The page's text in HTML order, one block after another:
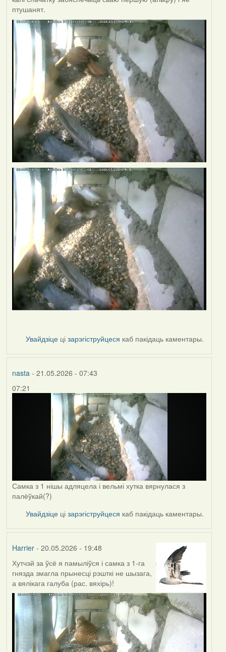
птушанят.
Увайдзіце цізарэгіструйцеся каб пакідаць каментары.
nasta- 21.05.2026 - 07:43
07:21
Самка з 1 нішы адляцела і вельмі хутка вярнулася з
палёўкай(?)
Увайдзіце цізарэгіструйцеся каб пакідаць каментары.
Harrier- 20.05.2026 - 19:48
Хутчэй за ўсё я памыліўся і самка з 1-га
гнязда змагла прынесці рэшткі не шызага,
а вялікага галуба (рас. вяхірь)!